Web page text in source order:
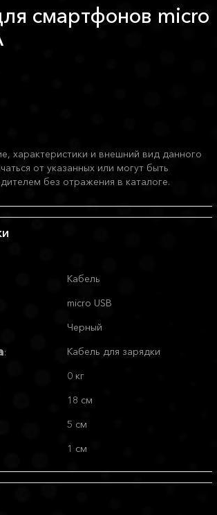
смартфонов micro
характеристики и внешний вид данного
от указанных или могут быть
без отражения в каталоге.
Кабель
micro USB
Черный
: Кабель для зарядки
0 кг
18 см
5 см
1 см